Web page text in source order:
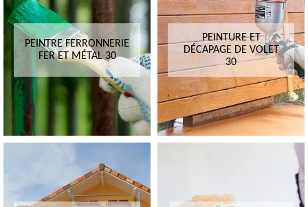
PEINTRE FERRONNERIE
FER ET MÉTAL 30
PEINTURE ET
DÉCAPAGE DE VOLET
30